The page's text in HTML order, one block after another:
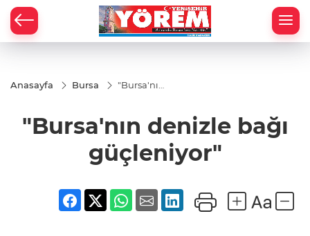
Anasayfa Bursa
"Bursa'nın
güçleniyor"
"Bursa'nın denizle bağı
güçleniyor"